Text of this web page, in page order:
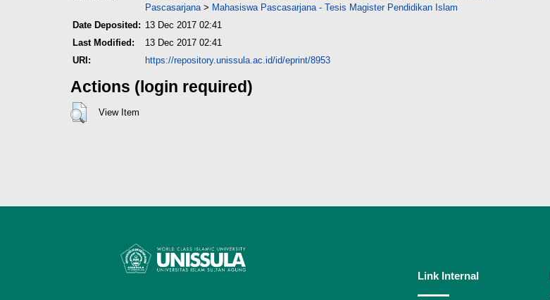
Pascasarjana > Mahasiswa Pascasarjana - Tesis Magister Pendidikan Islam
Date Deposited: 13 Dec 2017 02:41
Last Modified:
13 Dec 2017 02:41
URI:
https://repository.unissula.ac.id/id/eprint/8953
Actions (login required)
View Item
Link Internal